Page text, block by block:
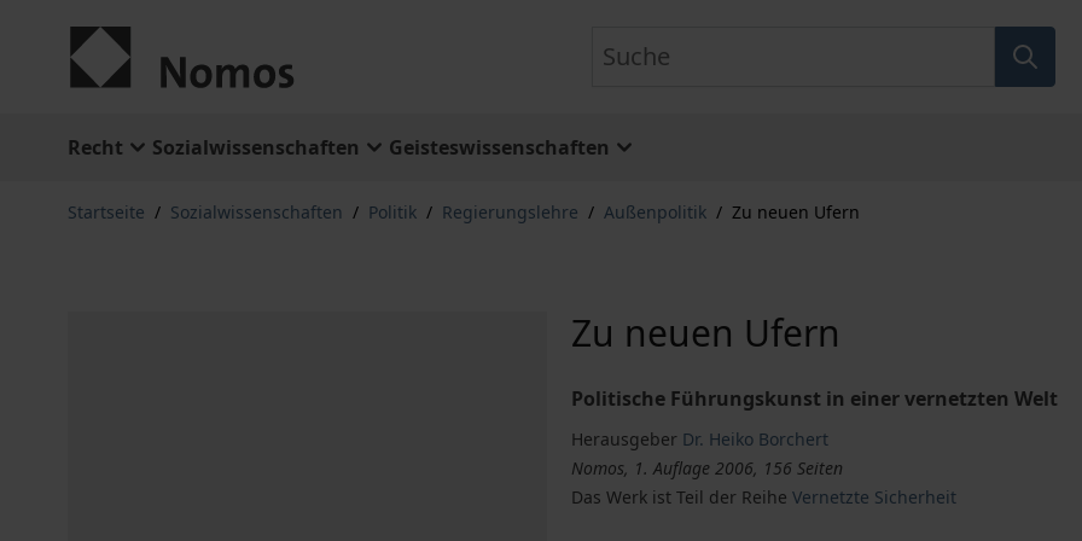
Recht Sozialwissenschaften Geisteswissenschaften
Startseite / Sozialwissenschaften / Politik / Regierungslehre / Außenpolitik / Zu neuen Ufern
Zu neuen Ufern
Politische Führungskunst in einer vernetzten Welt
Herausgeber Dr. Heiko Borchert
Nomos, 1. Auflage 2006, 156 Seiten
Das Werk ist Teil der ReiheVernetzte Sicherheit